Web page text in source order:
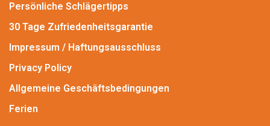
Persönliche Schlägertipps
30 Tage Zufriedenheitsgarantie
Impressum / Haftungsausschluss
Privacy Policy
Allgemeine Geschäftsbedingungen
Ferien